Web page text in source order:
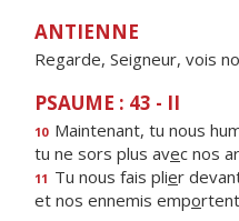
ANTIENNE
Regarde, Seigneur, vois
PSAUME : 43 - II
10 Maintenant, tu nous
tu ne sors plus avec nos
11 Tu nous fais plier
et nos ennemis empo